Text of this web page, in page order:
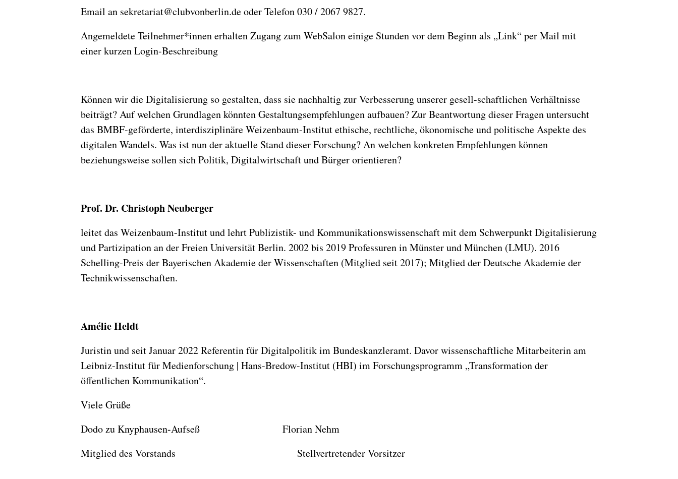
Email an sekretariat@clubvonberlin.de oder Telefon 030 / 2067 9827.
Angemeldete Teilnehmer*innen erhalten Zugang zum WebSalon einige Stunden vor dem Beginn als „Link“ per Mail mit
einer kurzen Login-Beschreibung
Können wir die Digitalisierung so gestalten, dass sie nachhaltig zur Verbesserung unserer gesell-schaftlichen Verhältnisse
beiträgt? Auf welchen Grundlagen könnten Gestaltungsempfehlungen aufbauen? Zur Beantwortung dieser Fragen untersucht
das BMBF-geförderte, interdisziplinäre Weizenbaum-Institut ethische, rechtliche, ökonomische und politische Aspekte des
digitalen Wandels. Was ist nun der aktuelle Stand dieser Forschung? An welchen konkreten Empfehlungen können
beziehungsweise sollen sich Politik, Digitalwirtschaft und Bürger orientieren?
Prof. Dr. Christoph Neuberger
leitet das Weizenbaum-Institut und lehrt Publizistik- und Kommunikationswissenschaft mit dem Schwerpunkt Digitalisierung
und Partizipation an der Freien Universität Berlin. 2002 bis 2019 Professuren in Münster und München (LMU). 2016
Schelling-Preis der Bayerischen Akademie der Wissenschaften (Mitglied seit 2017); Mitglied der Deutsche Akademie der
Technikwissenschaften.
Amélie Heldt
Juristin und seit Januar 2022 Referentin für Digitalpolitik im Bundeskanzleramt. Davor wissenschaftliche Mitarbeiterin am
Leibniz-Institut für Medienforschung | Hans-Bredow-Institut (HBI) im Forschungsprogramm „Transformation der
öffentlichen Kommunikation“.
Viele Grüße
Dodo zu Knyphausen-Aufseß Florian Nehm
Mitglied des Vorstands Stellvertretender Vorsitzer